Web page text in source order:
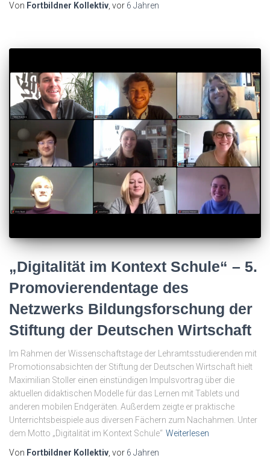
Von Fortbildner Kollektiv, vor 6 Jahren
„Digitalität im Kontext Schule“ – 5.
Promovierendentage des
Netzwerks Bildungsforschung der
Stiftung der Deutschen Wirtschaft
Im Rahmen der Wissenschaftstage der Lehramtsstudierenden mit
Promotionsabsichten der Stiftung der Deutschen Wirtschaft hielt
Maximilian Stoller einen einstündigen Impulsvortrag über die
aktuellen didaktischen Modelle für das Lernen mit Tablets und
anderen mobilen Endgeräten. Außerdem zeigte er praktische
Unterrichtsbeispiele aus diversen Fächern zum Nachahmen. Unter
dem Motto „Digitalität im Kontext Schule“ Weiterlesen
Von Fortbildner Kollektiv , vor 6 Jahren